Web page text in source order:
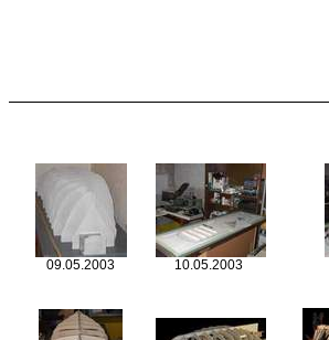
09.05.2003 10.05.2003